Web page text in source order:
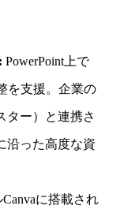
PowerPoint上で
を支援。企業の
ター）と連携さ
沿った高度な資
に搭載され